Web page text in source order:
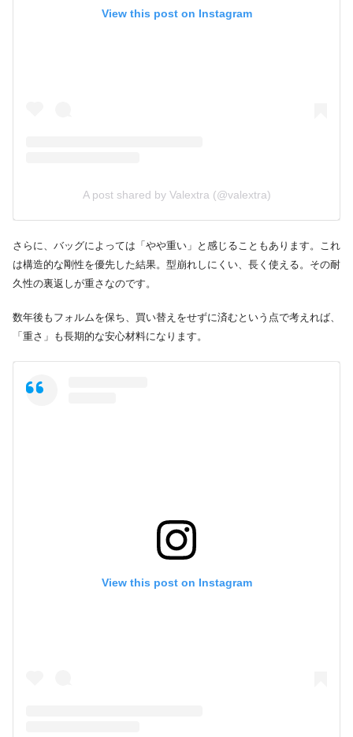
View this post on Instagram
A post shared by Valextra (@valextra)
さらに、バッグによっては「やや重い」と感じることもあります。これ
は構造的な剛性を優先した結果。型崩れしにくい、長く使える。その耐
久性の裏返しが重さなのです。
数年後もフォルムを保ち、買い替えをせずに済むという点で考えれば、
「重さ」も長期的な安心材料になります。
View this post on Instagram